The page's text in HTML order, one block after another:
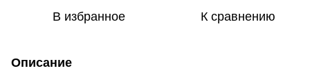
В избранное К сравнению
Описание